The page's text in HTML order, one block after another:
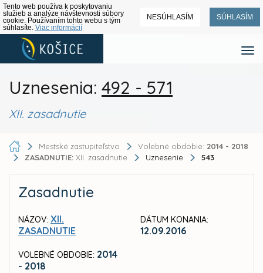
Tento web používa k poskytovaniu
služieb a analýze návštevnosti súbory
cookie. Používaním tohto webu s tým
súhlasíte. Viac informácií
NESÚHLASÍM SÚHLASÍM
Uznesenia: 492 - 571
XII. zasadnutie
Mestské zastupiteľstvo Volebné obdobie: 2014 - 2018
ZASADNUTIE: XII. zasadnutie Uznesenie 543
Zasadnutie
NÁZOV: XII.
ZASADNUTIE
VOLEBNÉ OBDOBIE: 2014
- 2018
DÁTUM KONANIA:
12.09.2016